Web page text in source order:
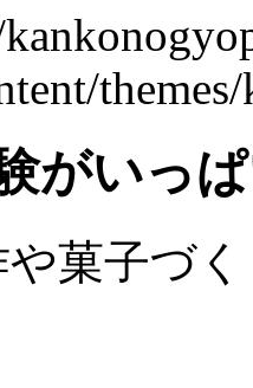
がいっ
菓子づ